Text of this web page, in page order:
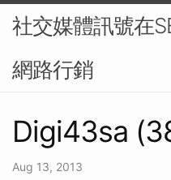
社交媒體訊號在
網路行銷
Digi43sa
Aug 13, 2013